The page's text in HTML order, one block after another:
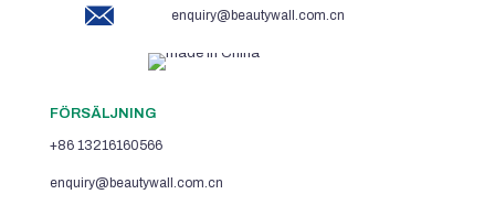
enquiry@beautywall.com.cn
FÖRSÄLJNING
+86 13216160566
enquiry@beautywall.com.cn